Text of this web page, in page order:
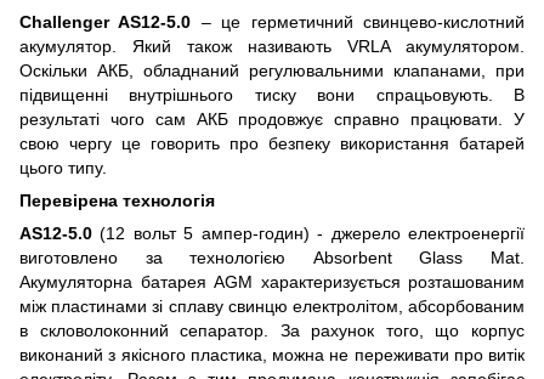
Challenger AS12-5.0 – це герметичний свинцево-кислотний
акумулятор. Який також називають VRLA акумулятором.
Оскільки АКБ, обладнаний регулювальними клапанами, при
підвищенні внутрішнього тиску вони спрацьовують. В
результаті чого сам АКБ продовжує справно працювати. У
свою чергу це говорить про безпеку використання батарей
цього типу.
Перевірена технологія
AS12-5.0 (12 вольт 5 ампер-годин) - джерело електроенергії
виготовлено за технологією Absorbent Glass Mat.
Акумуляторна батарея AGM характеризується розташованим
між пластинами зі сплаву свинцю електролітом, абсорбованим
в скловолоконний сепаратор. За рахунок того, що корпус
виконаний з якісного пластика, можна не переживати про витік